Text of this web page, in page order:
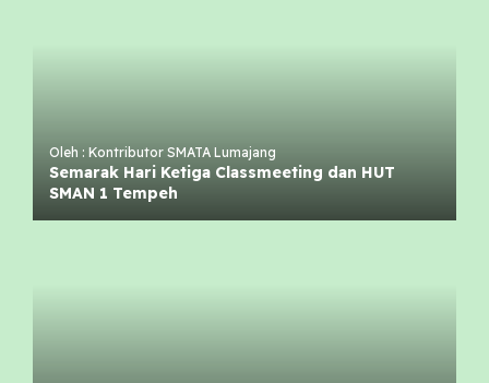
Oleh : Kontributor SMATA Lumajang
Semarak Hari Ketiga Classmeeting dan HUT
SMAN 1 Tempeh